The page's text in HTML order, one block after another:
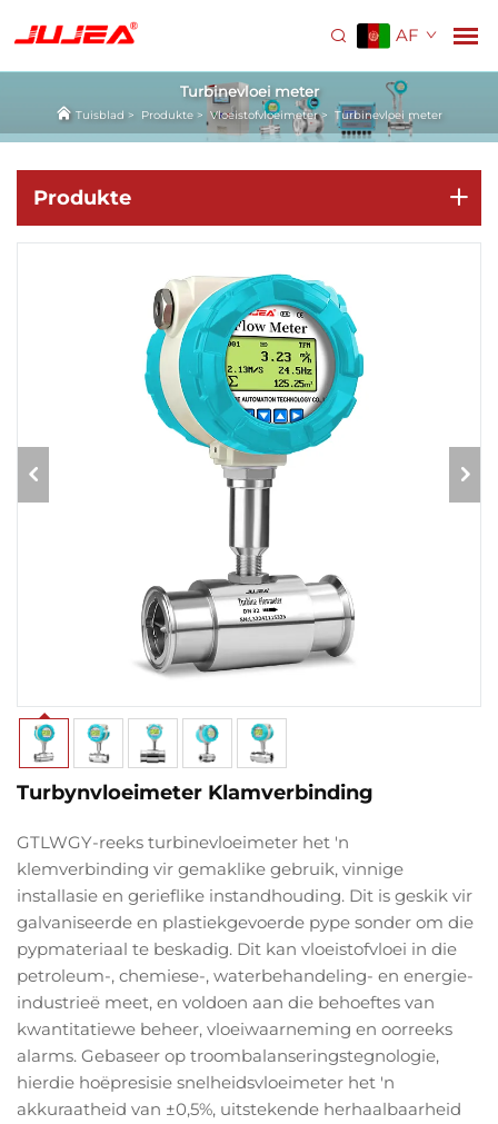
AF
Turbinevloei meter
Tuisblad > Produkte > Vloeistofvloeimeter> Turbinevloei meter
Produkte
Turbynvloeimeter Klamverbinding
GTLWGY-reeks turbinevloeimeter het 'n
klemverbinding vir gemaklike gebruik, vinnige
installasie en gerieflike instandhouding. Dit is geskik vir
galvaniseerde en plastiekgevoerde pype sonder om die
pypmateriaal te beskadig. Dit kan vloeistofvloei in die
petroleum-, chemiese-, waterbehandeling- en energie-
industrieë meet, en voldoen aan die behoeftes van
kwantitatiewe beheer, vloeiwaarneming en oorreeks
alarms. Gebaseer op troombalanseringstegnologie,
hierdie hoëpresisie snelheidsvloeimeter het 'n
akkuraatheid van ±0,5%, uitstekende herhaalbaarheid